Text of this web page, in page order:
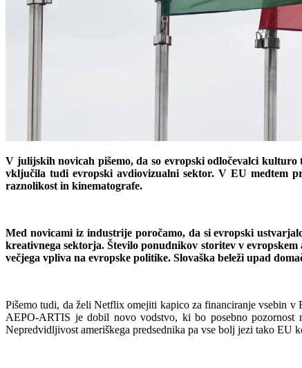
V julijskih novicah pišemo, da so evropski odločevalci
vključila tudi evropski avdiovizualni sektor. V EU medtem
raznolikost in kinematografe.
Med novicami iz industrije poročamo, da si evropski
kreativnega sektorja. Število ponudnikov storitev v
večjega vpliva na evropske politike. Slovaška beleži upad
Pišemo tudi, da želi Netflix omejiti kapico za financiranje vsebin
AEPO-ARTIS je dobil novo vodstvo, ki bo posebno pozornost
Nepredvidljivost ameriškega predsednika pa vse bolj jezi tako EU